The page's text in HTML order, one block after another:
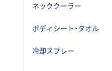
ネッククーラー
ボディシート・タオル
冷却スプレー